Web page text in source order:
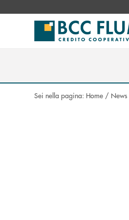
Sei nella pagina: Home / News